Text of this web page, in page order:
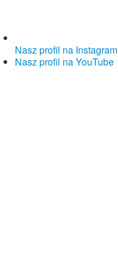
Nasz profil na Instagram
Nasz profil na YouTube